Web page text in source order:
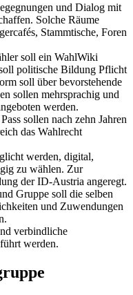
und Dialog mit
Solche Räume
Stammtische, Foren
soll ein WahlWiki
politische Bildung Pflicht
soll über bevorstehende
sollen mehrsprachig und
werden.
sollen nach zehn Jahren
das Wahlrecht
werden, digital,
zu wählen. Zur
der ID-Austria angeregt.
Gruppe soll die selben
und Zuwendungen
verbindliche
werden.